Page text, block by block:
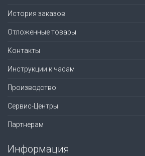
История заказов
Отложенные товары
Контакты
Инструкции к часам
Производство
Сервис-Центры
Партнерам
Информация